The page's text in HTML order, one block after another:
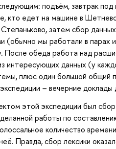
подъём, завтрак
кто едет на машине в
затем сбор
(обычно мы работали в парах
После обеда работа над
интересующих данных (у
плюс один большой общий
– вечерние доклады
этой экспедиции был сбор
работы по
количество
Правда, сбор лексики